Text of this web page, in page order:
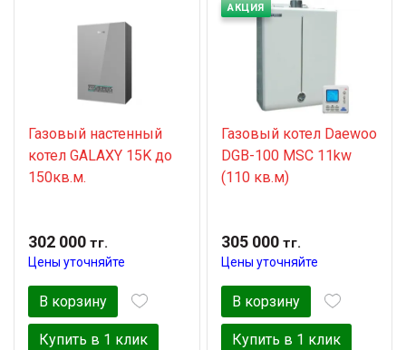
Газовый настенный
котел GALAXY 15K до
150кв.м.
302 000 тг.
Цены уточняйте
В корзину
Купить в 1 клик
АКЦИЯ
Газовый котел Daewoo
DGB-100 MSC 11kw
(110 кв.м)
305 000тг.
Цены уточняйте
В корзину
Купить в 1 клик